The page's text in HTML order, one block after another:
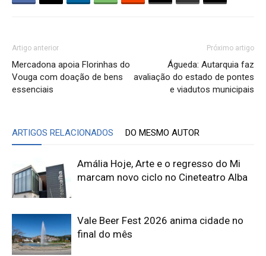
Artigo anterior
Mercadona apoia Florinhas do
Vouga com doação de bens
essenciais
Próximo artigo
Águeda: Autarquia faz
avaliação do estado de pontes
e viadutos municipais
ARTIGOS RELACIONADOS DO MESMO AUTOR
Amália Hoje, Arte e o regresso do Mi
marcam novo ciclo no Cineteatro Alba
Vale Beer Fest 2026 anima cidade no
final do mês